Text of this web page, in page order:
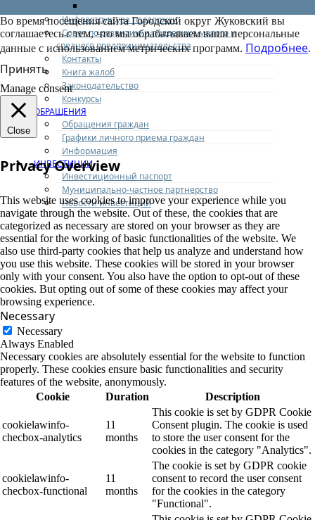
Инфраструктура поддержки
Совет по развитию и поддержке малого и
среднего предпринимательства
Контакты
Книга жалоб
Законодательство
Конкурсы
ОБРАЩЕНИЯ
Обращения граждан
Графики личного приема граждан
Информация
ИНВЕСТИЦИИ
Инвестиционный паспорт
Муниципально-частное партнерство
Новости инвестиций
Во время посещения сайта Городской округ Жуковский вы
соглашаетесь с тем, что мы обрабатываем ваши персональные
данные с использованием метрических программ. Подробнее.
Принять
Manage consent
Close
Privacy Overview
This website uses cookies to improve your experience while you
navigate through the website. Out of these, the cookies that are
categorized as necessary are stored on your browser as they are
essential for the working of basic functionalities of the website. We
also use third-party cookies that help us analyze and understand how
you use this website. These cookies will be stored in your browser
only with your consent. You also have the option to opt-out of these
cookies. But opting out of some of these cookies may affect your
browsing experience.
Necessary
Necessary
Always Enabled
Necessary cookies are absolutely essential for the website to function
properly. These cookies ensure basic functionalities and security
features of the website, anonymously.
Cookie
Duration Description
cookielawinfo-
checbox-analytics
11
months
This cookie is set by GDPR Cookie
Consent plugin. The cookie is used
to store the user consent for the
cookies in the category "Analytics".
cookielawinfo-
checbox-functional
11
months
The cookie is set by GDPR cookie
consent to record the user consent
for the cookies in the category
"Functional".